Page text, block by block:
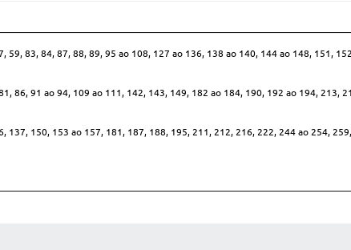
59, 83, 84, 87, 88, 89, 95 ao 108, 127 ao 136, 138 ao 140, 144 ao 148, 151,
86, 91 ao 94, 109 ao 111, 142, 143, 149, 182 ao 184, 190, 192 ao 194, 213,
137, 150, 153 ao 157, 181, 187, 188, 195, 211, 212, 216, 222, 244 ao 254,